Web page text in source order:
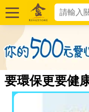
要環保更要健